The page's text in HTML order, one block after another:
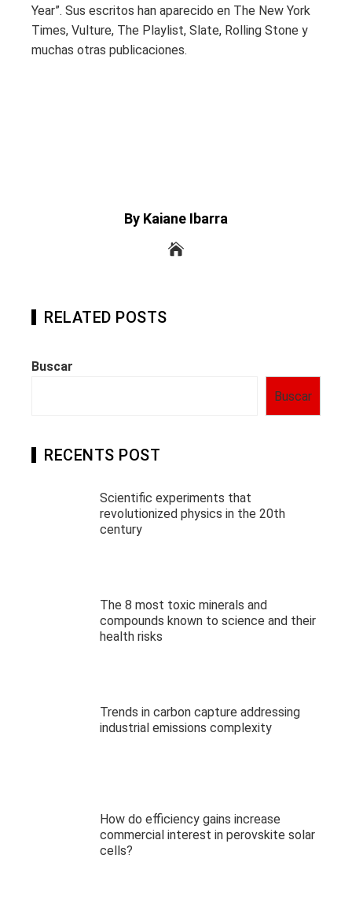
Year”. Sus escritos han aparecido en The New York
Times, Vulture, The Playlist, Slate, Rolling Stone y
muchas otras publicaciones.
By Kaiane Ibarra
RELATED POSTS
Buscar
Buscar
RECENTS POST
Scientific experiments that
revolutionized physics in the 20th
century
The 8 most toxic minerals and
compounds known to science and their
health risks
Trends in carbon capture addressing
industrial emissions complexity
How do efficiency gains increase
commercial interest in perovskite solar
cells?